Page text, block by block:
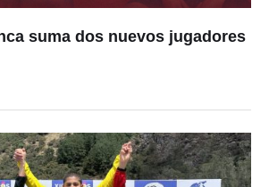
suma dos nuevos jugadores